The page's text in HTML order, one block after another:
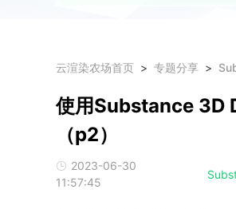
云渲染农场首页 专题分享
使用Substance 3D
（p2）
2023-06-30
11:57:45